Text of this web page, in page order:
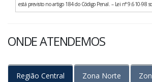
está previsto no artigo 184 do Código Penal. – Lei n° 9.610-98
ONDE ATENDEMOS
Região Central Zona Norte